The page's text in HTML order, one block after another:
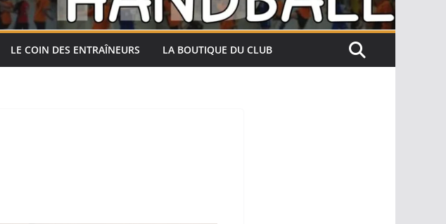
LE COIN DES ENTRAÎNEURS LA BOUTIQUE DU CLUB